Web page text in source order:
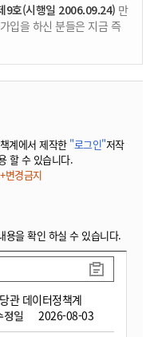
9호(시행일 2006.09.24) 만
입을 하신 분들은 지금 즉
계에서 제작한 "로그인"저작
할 수 있습니다.
변경금지
을 확인 하실 수 있습니다.
관 데이터정책계
정일 2026-08-03